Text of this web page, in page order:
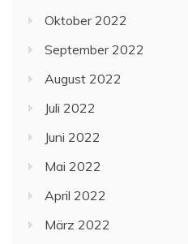
Oktober 2022
September 2022
August 2022
Juli 2022
Juni 2022
Mai 2022
April 2022
März 2022